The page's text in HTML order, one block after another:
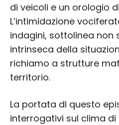
di veicoli e un orologio
L’intimidazione
indagini, sottolinea non
intrinseca della
richiamo a strutture
territorio.
La portata di questo
interrogativi sul clima